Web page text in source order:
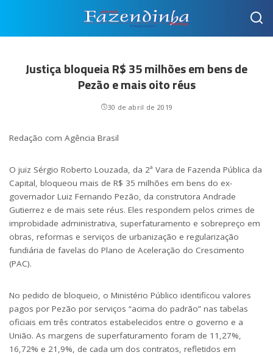
Justiça bloqueia R$ 35 milhões em bens de
Pezão e mais oito réus
30 de abril de 2019
Redação com Agência Brasil
O juiz Sérgio Roberto Louzada, da 2ª Vara de Fazenda Pública da
Capital, bloqueou mais de R$ 35 milhões em bens do ex-
governador Luiz Fernando Pezão, da construtora Andrade
Gutierrez e de mais sete réus. Eles respondem pelos crimes de
improbidade administrativa, superfaturamento e sobrepreço em
obras, reformas e serviços de urbanização e regularização
fundiária de favelas do Plano de Aceleração do Crescimento
(PAC).
No pedido de bloqueio, o Ministério Público identificou valores
pagos por Pezão por serviços “acima do padrão” nas tabelas
oficiais em três contratos estabelecidos entre o governo e a
União. As margens de superfaturamento foram de 11,27%,
16,72% e 21,9%, de cada um dos contratos, refletidos em